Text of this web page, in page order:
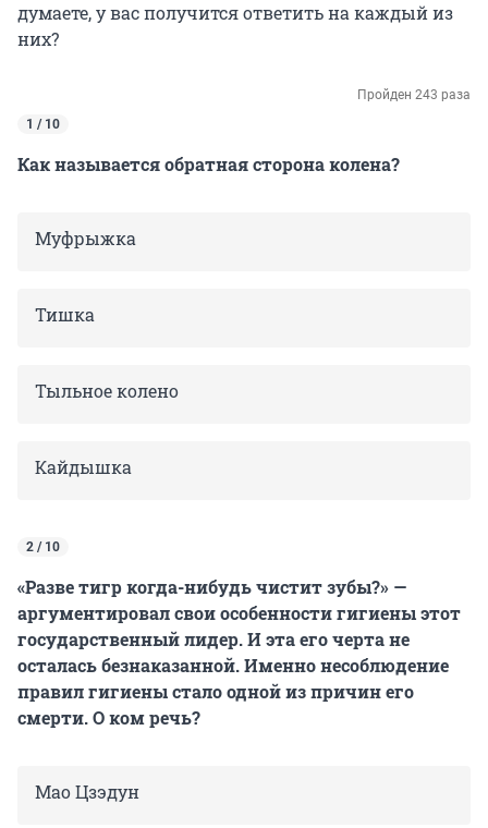
думаете, у вас получится ответить на каждый из
них?
Пройден 243 раза
1 / 10
Как называется обратная сторона колена?
Муфрыжка
Тишка
Тыльное колено
Кайдышка
2 / 10
«Разве тигр когда-нибудь чистит зубы?» —
аргументировал свои особенности гигиены этот
государственный лидер. И эта его черта не
осталась безнаказанной. Именно несоблюдение
правил гигиены стало одной из причин его
смерти. О ком речь?
Мао Цзэдун